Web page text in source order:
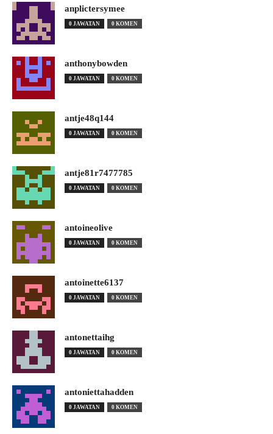
anplictersymee
0 JAWATAN 0 KOMEN
anthonybowden
0 JAWATAN 0 KOMEN
antje48q144
0 JAWATAN 0 KOMEN
antje81r7477785
0 JAWATAN 0 KOMEN
antoineolive
0 JAWATAN 0 KOMEN
antoinette6137
0 JAWATAN 0 KOMEN
antonettaihg
0 JAWATAN 0 KOMEN
antoniettahadden
0 JAWATAN 0 KOMEN